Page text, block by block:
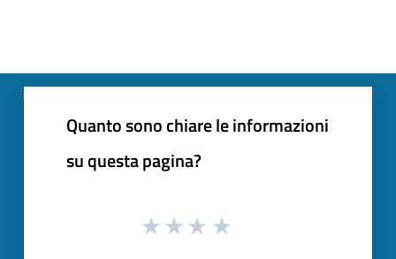
Quanto sono chiare le informazioni
su questa pagina?